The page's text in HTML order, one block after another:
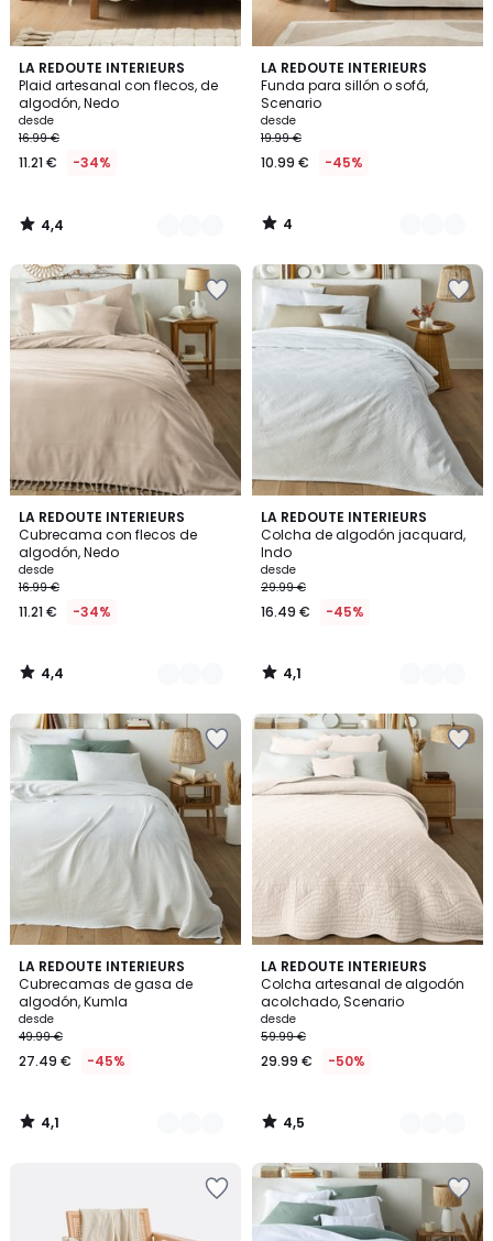
LA REDOUTE INTERIEURS
Plaid artesanal con flecos, de
algodón, Nedo
Precio
a
partir
11.21
€
lugar
de
€
34%
descuento
desde
16.99 €
11.21 € -34%
4,4
/ 5
12
Colores
4,4
/
LA REDOUTE INTERIEURS
Funda para sillón o sofá,
Scenario
desde
19.99 €
10.99 € -45%
4
/
5
8
Colores
4
/
LA REDOUTE INTERIEURS
Cubrecama con flecos de
algodón, Nedo
desde
16.99 €
11.21 € -34%
4,4
/ 5
12
Colores
4,4
/
LA REDOUTE INTERIEURS
Colcha de algodón jacquard,
Indo
desde
29.99 €
16.49 € -45%
4,1
/ 5
6
Colores
4,1
/
LA REDOUTE INTERIEURS
Cubrecamas de gasa de
algodón, Kumla
desde
49.99 €
27.49 € -45%
4,1
/ 5
7
Colores
4,1
/
LA REDOUTE INTERIEURS
Colcha artesanal de algodón
acolchado, Scenario
desde
59.99 €
29.99 € -50%
4,5
/ 5
8
Colores
4,5
/